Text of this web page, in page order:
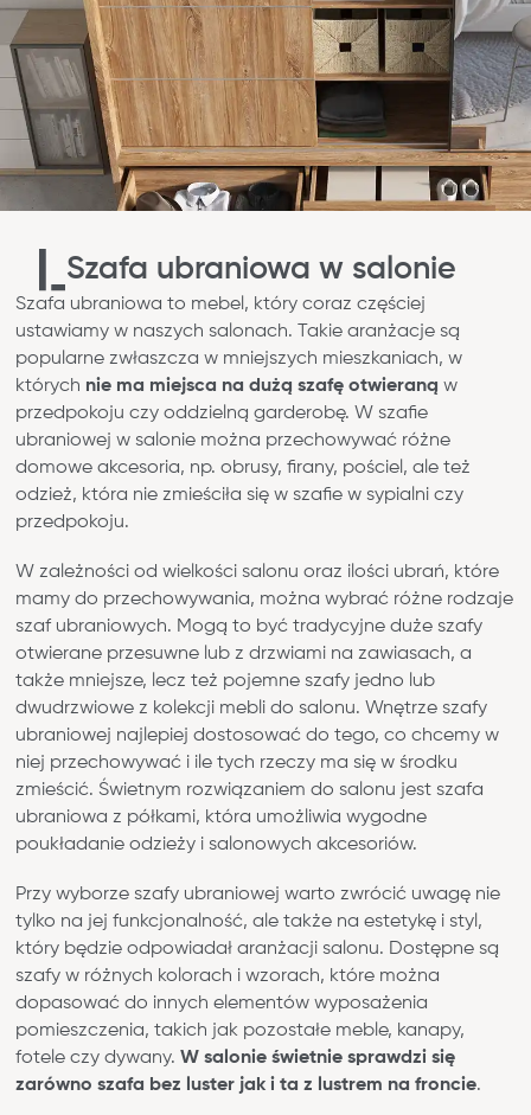
Szafa ubraniowa w salonie
Szafa ubraniowa to mebel, który coraz częściej
ustawiamy w naszych salonach. Takie aranżacje są
popularne zwłaszcza w mniejszych mieszkaniach, w
których nie ma miejsca na dużą szafę otwieraną w
przedpokoju czy oddzielną garderobę. W szafie
ubraniowej w salonie można przechowywać różne
domowe akcesoria, np. obrusy, firany, pościel, ale też
odzież, która nie zmieściła się w szafie w sypialni czy
przedpokoju.
W zależności od wielkości salonu oraz ilości ubrań, które
mamy do przechowywania, można wybrać różne rodzaje
szaf ubraniowych. Mogą to być tradycyjne duże szafy
otwierane przesuwne lub z drzwiami na zawiasach, a
także mniejsze, lecz też pojemne szafy jedno lub
dwudrzwiowe z kolekcji mebli do salonu. Wnętrze szafy
ubraniowej najlepiej dostosować do tego, co chcemy w
niej przechowywać i ile tych rzeczy ma się w środku
zmieścić. Świetnym rozwiązaniem do salonu jest szafa
ubraniowa z półkami, która umożliwia wygodne
poukładanie odzieży i salonowych akcesoriów.
Przy wyborze szafy ubraniowej warto zwrócić uwagę nie
tylko na jej funkcjonalność, ale także na estetykę i styl,
który będzie odpowiadał aranżacji salonu. Dostępne są
szafy w różnych kolorach i wzorach, które można
dopasować do innych elementów wyposażenia
pomieszczenia, takich jak pozostałe meble, kanapy,
fotele czy dywany. W salonie świetnie sprawdzi się
zarówno szafa bez luster jak i ta z lustrem na froncie.